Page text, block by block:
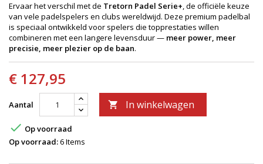
Ervaar het verschil met de Tretorn Padel Serie+, de officiële keuze
van vele padelspelers en clubs wereldwijd. Deze premium padelbal
is speciaal ontwikkeld voor spelers die topprestaties willen
combineren met een langere levensduur — meer power, meer
precisie, meer plezier op de baan.
€ 127,95
Aantal  In winkelwagen
 Op voorraad
Op voorraad:6 Items